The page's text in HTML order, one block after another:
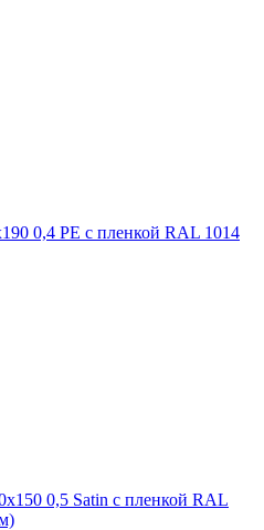
0,4 PE с пленкой RAL 1014
0,5 Satin с пленкой RAL